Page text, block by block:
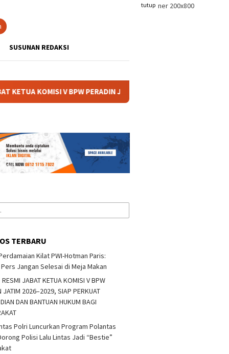
tutup
SUSUNAN REDAKSI
JATIM 2026–2029, SIAP PERKUAT PENGABDIAN DAN
TERBARU
Kilat PWI-Hotman Paris:
Jangan Selesai di Meja Makan
RESMI JABAT KETUA KOMISI V BPW
JATIM 2026–2029, SIAP PERKUAT
DAN BANTUAN HUKUM BAGI
Polri Luncurkan Program Polantas
Polisi Lalu Lintas Jadi “Bestie”